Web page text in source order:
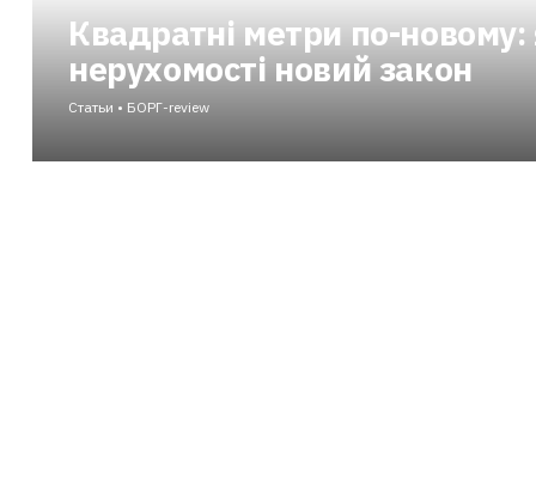
Квадратні метри по-новому:
нерухомості новий закон
Статьи • БОРГ-review
дозволить це захистити інвесторів і оживити іпотеку?